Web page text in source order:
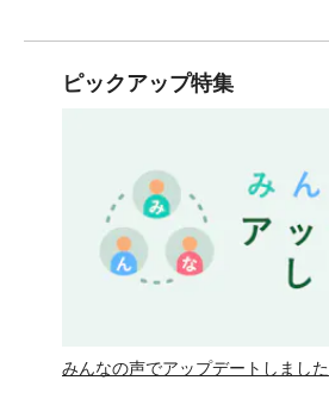
ピックアップ特集
みんなの声でアップデートしました